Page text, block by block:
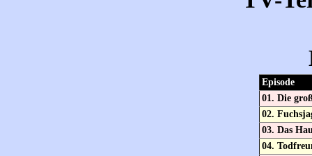
Episode
01. Die
02.
03. Das
04.